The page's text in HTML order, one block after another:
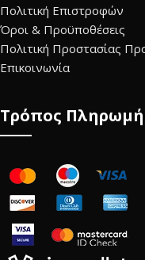
Πολιτική Επιστροφών
Όροι & Προϋποθέσεις
Πολιτική Προστασίας
Επικοινωνία
Τρόπος